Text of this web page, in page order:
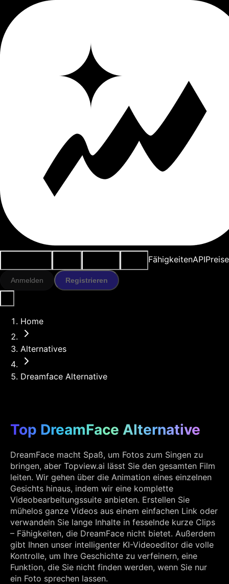
FähigkeitenAPIPreise
Anmelden Registrieren
Home
Alternatives
Dreamface Alternative
Top DreamFace Alternative
DreamFace macht Spaß, um Fotos zum Singen zu
bringen, aber Topview.ai lässt Sie den gesamten Film
leiten. Wir gehen über die Animation eines einzelnen
Gesichts hinaus, indem wir eine komplette
Videobearbeitungssuite anbieten. Erstellen Sie
mühelos ganze Videos aus einem einfachen Link oder
verwandeln Sie lange Inhalte in fesselnde kurze Clips
– Fähigkeiten, die DreamFace nicht bietet. Außerdem
gibt Ihnen unser intelligenter KI-Videoeditor die volle
Kontrolle, um Ihre Geschichte zu verfeinern, eine
Funktion, die Sie nicht finden werden, wenn Sie nur
ein Foto sprechen lassen.